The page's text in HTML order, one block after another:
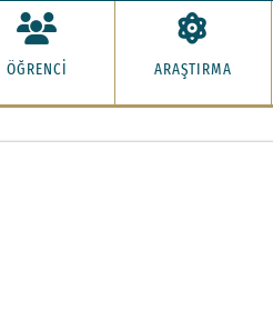
ÖĞRENCİ ARAŞTIRMA